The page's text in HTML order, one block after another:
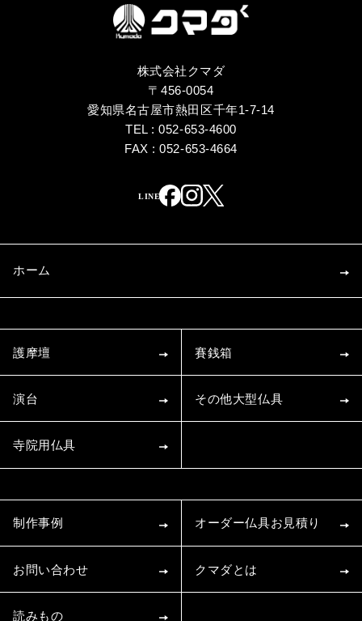
株式会社クマダ
〒456-0054
愛知県名古屋市熱田区千年1-7-14
TEL : 052-653-4600
FAX : 052-653-4664
ホーム
護摩壇 賽銭箱
演台 その他大型仏具
寺院用仏具
制作事例 オーダー仏具お見積り
お問い合わせ クマダとは
読みもの